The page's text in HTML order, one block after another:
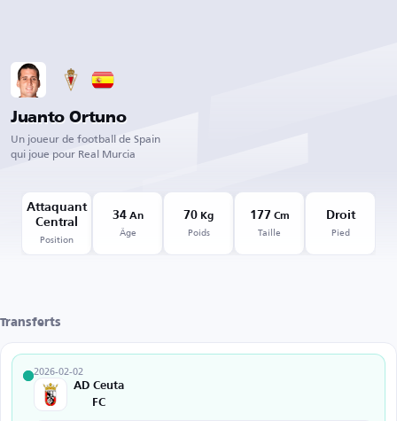
Juanto Ortuno
Un joueur de football de Spain
qui joue pour Real Murcia
Attaquant
Central
Position
34An
Âge
70 Kg
Poids
177 Cm
Taille
Droit
Pied
Transferts
2026-02-02
AD Ceuta
FC